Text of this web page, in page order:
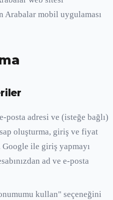
Arabalar mobil uygulaması
posta adresi ve (isteğe bağlı)
oluşturma, giriş ve fiyat
Google ile giriş yapmayı
ad ve e-posta
kullan" seçeneğini